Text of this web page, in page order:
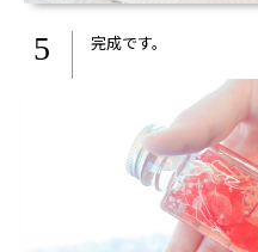
5 完成です。